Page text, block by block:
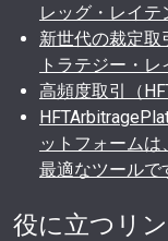
レッグ・レイテ
新世代の裁定取
トラテジー・
高頻度取引（
ットフォーム
最適なツールで
役に立つリ